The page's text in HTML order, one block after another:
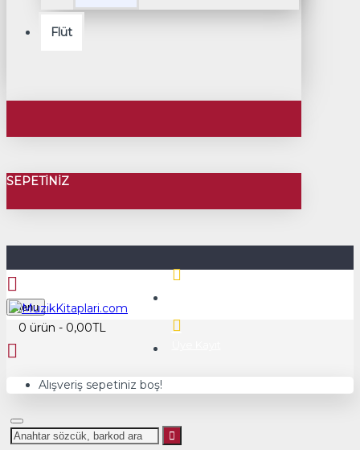
Flüt
SEPETINIZ
Menu
0 ürün - 0,00TL
Alışveriş sepetiniz boş!